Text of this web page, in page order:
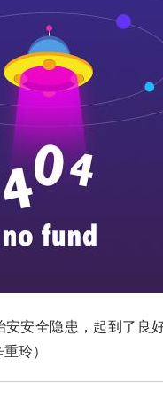
安全隐患，起到了良
玲）